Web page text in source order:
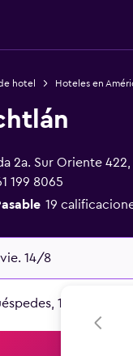
hotel Hoteles en
2a. Sur Oriente
199 8065
19
vie. 14/8
1 habitación